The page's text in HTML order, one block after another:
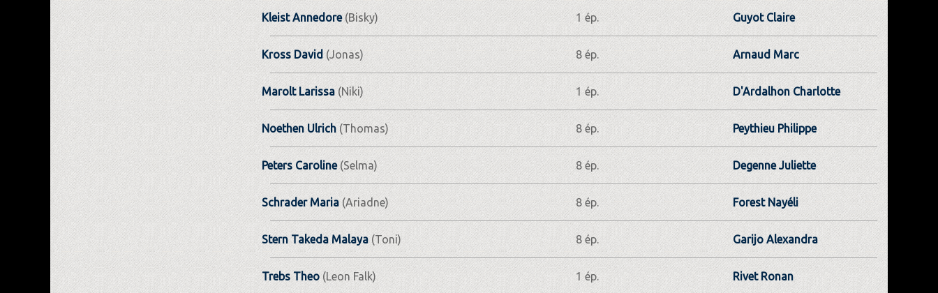
Kleist Annedore(Bisky) 1 ép. Guyot Claire
Kross David (Jonas) 8 ép. Arnaud Marc
Marolt Larissa (Niki) 1 ép. D'Ardalhon Charlotte
Noethen Ulrich (Thomas) 8 ép. Peythieu Philippe
Peters Caroline(Selma) 8 ép. Degenne Juliette
Schrader Maria (Ariadne) 8 ép. Forest Nayéli
Stern Takeda Malaya(Toni) 8 ép. Garijo Alexandra
Trebs Theo (Leon Falk) 1 ép. Rivet Ronan